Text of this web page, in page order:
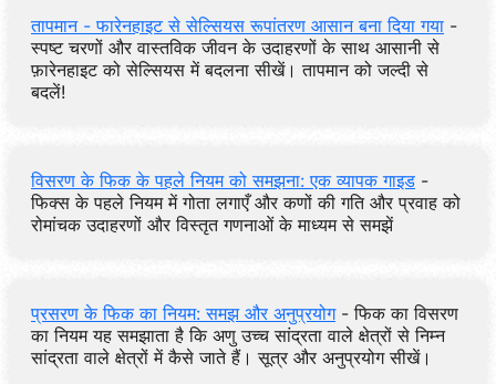
तापमान - फारेनहाइट से सेल्सियस रूपांतरण आसान बना दिया गया -
स्पष्ट चरणों और वास्तविक जीवन के उदाहरणों के साथ आसानी से
फ़ारेनहाइट को सेल्सियस में बदलना सीखें। तापमान को जल्दी से
बदलें!
विसरण के फिक के पहले नियम को समझना: एक व्यापक गाइड -
फिक्स के पहले नियम में गोता लगाएँ और कणों की गति और प्रवाह को
रोमांचक उदाहरणों और विस्तृत गणनाओं के माध्यम से समझें
प्रसरण के फिक का नियम: समझ और अनुप्रयोग- फिक का विसरण
का नियम यह समझाता है कि अणु उच्च सांद्रता वाले क्षेत्रों से निम्न
सांद्रता वाले क्षेत्रों में कैसे जाते हैं। सूत्र और अनुप्रयोग सीखें।